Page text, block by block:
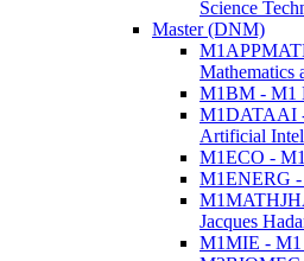
Science
Master (DNM)
Mathematics
M1BM - M1
M1DATAAI
Artificial
M1ECO -
M1ENERG -
Jacques
M1MIE - M1